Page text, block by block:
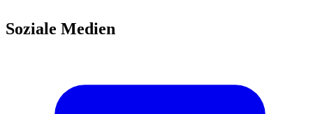
Soziale Medien